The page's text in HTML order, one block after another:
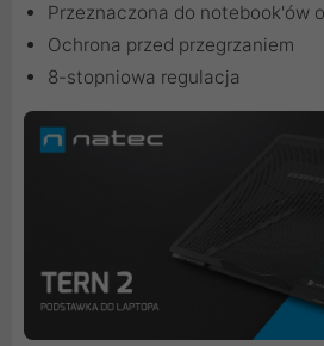
Przeznaczona do notebook'ów
Ochrona przed przegrzaniem
8-stopniowa regulacja